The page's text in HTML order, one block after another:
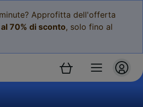
Approfitta dell'offerta
70% di sconto, solo fino al